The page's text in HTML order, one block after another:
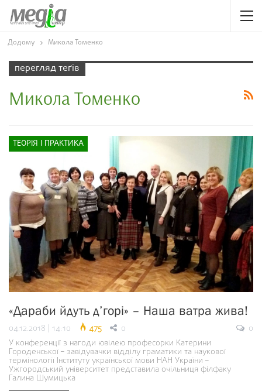
Додому Микола Томенко
перегляд теґів
Микола Томенко
ТЕОРІЯ І ПРАКТИКА
«Дараби йдуть д’горі» – Наша ватра жива!
04.12.2018 | 14:10 475 0
0
У конференції з нагоди ювілею професорки Катерини
Городенської – завідувачки відділу граматики та наукової
термінології Інституту української мови НАН України –
Ужгородський університет представила очільниця філфаку
Галина Шумицька